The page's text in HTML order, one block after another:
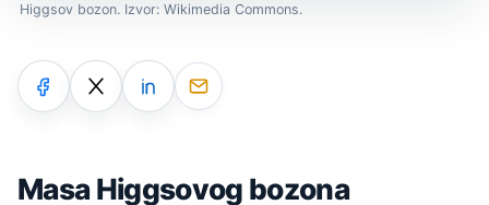
Higgsov bozon. Izvor: Wikimedia Commons.
Masa Higgsovog bozona